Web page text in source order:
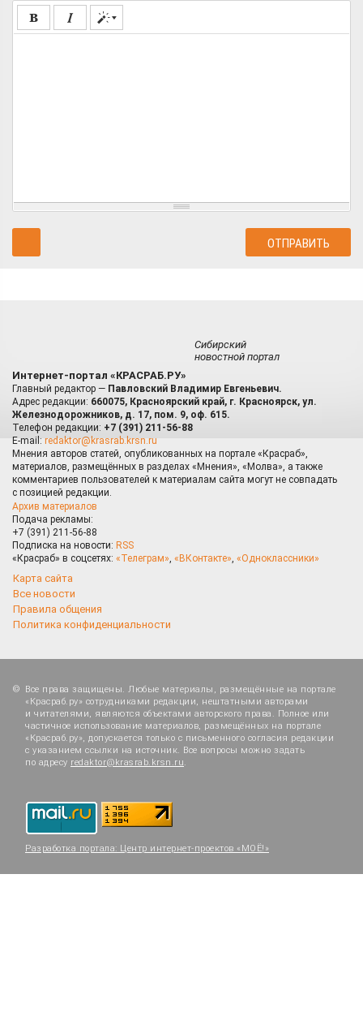
Сибирский
новостной портал
Интернет-портал «КРАСРАБ.РУ»
Главный редактор — Павловский Владимир Евгеньевич.
Адрес редакции: 660075, Красноярский край, г. Красноярск, ул.
Железнодорожников, д. 17, пом. 9, оф. 615.
Телефон редакции: +7 (391) 211-56-88
E-mail: redaktor@krasrab.krsn.ru
Мнения авторов статей, опубликованных на портале «Красраб»,
материалов, размещённых в разделах «Мнения», «Молва», а также
комментариев пользователей к материалам сайта могут не совпадать
с позицией редакции.
Архив материалов
Подача рекламы:
+7 (391) 211-56-88
Подписка на новости: RSS
«Красраб» в соцсетях: «Телеграм» «ВКонтакте» «Одноклассники»
Карта сайта
Все новости
Правила общения
Политика конфиденциальности
Все права защищены. Любые материалы, размещённые на портале
«Красраб.ру» сотрудниками редакции, нештатными авторами
и читателями, являются объектами авторского права. Полное или
частичное использование материалов, размещённых на портале
«Красраб.ру», допускается только с письменного согласия редакции
с указанием ссылки на источник. Все вопросы можно задать
по адресу redaktor@krasrab.krsn.ru.
Разработка портала: Центр интернет-проектов «МОЁ!»